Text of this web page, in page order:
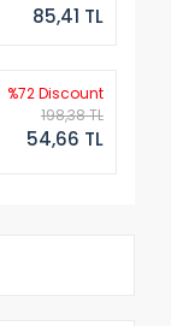
85,41 TL
%72 Discount
198,38 TL
54,66 TL